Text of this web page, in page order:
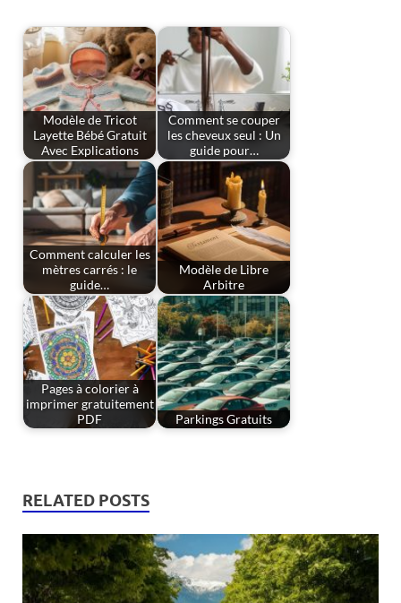
Modèle de Tricot
Layette Bébé Gratuit
Avec Explications
Comment se couper
les cheveux seul : Un
guide pour…
Comment calculer les
mètres carrés : le
guide…
Modèle de Libre
Arbitre
Pages à colorier à
imprimer gratuitement
PDF
Parkings Gratuits
RELATED POSTS